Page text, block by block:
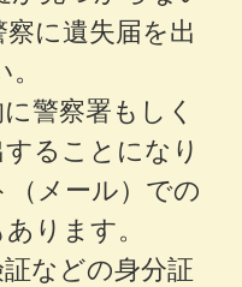
に遺失届を出
警察署もしく
ることになり
メール）での
ります。
などの身分証